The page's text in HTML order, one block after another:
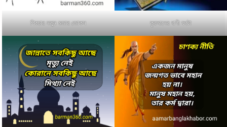
পিকচার নতুন মজার জোকস কুরআনের বাণী ফটো